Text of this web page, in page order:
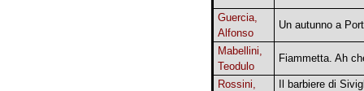
Guercia,
Alfonso
Un autunno a
Mabellini,
Teodulo
Fiammetta. Ah
Rossini,
Il barbiere di